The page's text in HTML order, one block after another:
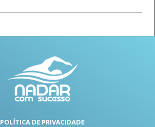
POLÍTICA DE PRIVACIDADE